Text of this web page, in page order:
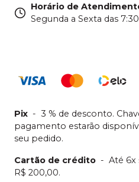
Horário de
Segunda a Sexta das
Pix - 3 % de desconto.
pagamento estarão
seu pedido.
Cartão de crédito - Até 6x
R$ 200,00.